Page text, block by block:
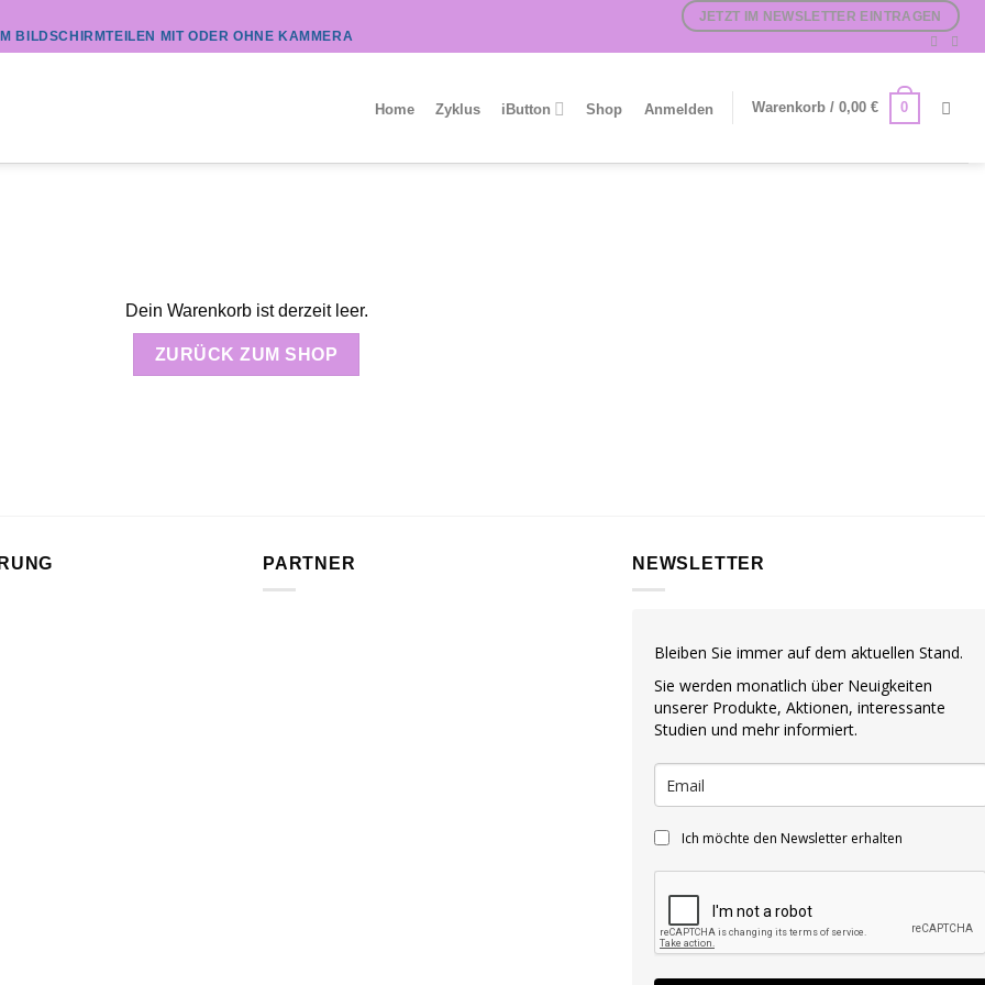
BILDSCHIRMTEILEN MIT ODER OHNE KAMMERA
JETZT IM NEWSLETTER EINTRAGEN
Home Zyklus iButton Shop Anmelden Warenkorb / 0,00 € 0
Dein Warenkorb ist derzeit leer.
ZURÜCK ZUM SHOP
PARTNER NEWSLETTER
Bleiben Sie immer auf dem aktuellen Stand.
Sie werden monatlich über Neuigkeiten
unserer Produkte, Aktionen, interessante
Studien und mehr informiert.
Ich möchte den Newsletter erhalten